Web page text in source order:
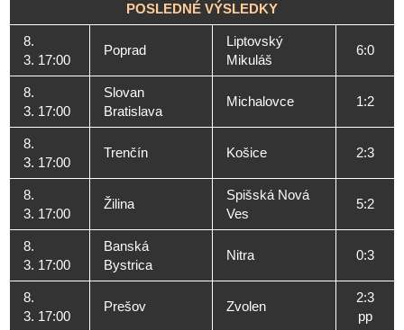
POSLEDNÉ VÝSLEDKY
8.
3. 17:00
Poprad
Liptovský
Mikuláš
6:0
8.
3. 17:00
Slovan
Bratislava
Michalovce 1:2
8.
3. 17:00
Trenčín Košice 2:3
8.
3. 17:00
Žilina
Spišská Nová
Ves
5:2
8.
3. 17:00
Banská
Bystrica
Nitra 0:3
8.
3. 17:00
Prešov Zvolen
2:3
pp